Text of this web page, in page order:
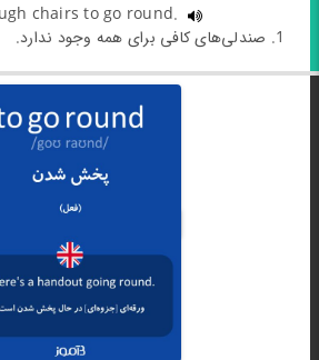
chairs to go round.
1. صندلی‌های کافی برای همه وجود ندارد.